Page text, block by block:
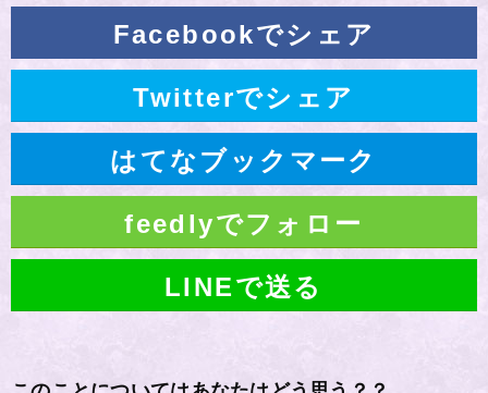
Facebookでシェア
Twitterでシェア
はてなブックマーク
feedlyでフォロー
LINEで送る